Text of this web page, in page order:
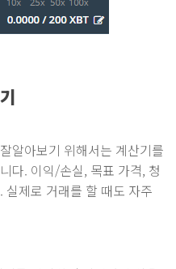
알아보기 위해서는 계산기를
다. 이익/손실, 목표 가격, 청
제로 거래를 할 때도 자주